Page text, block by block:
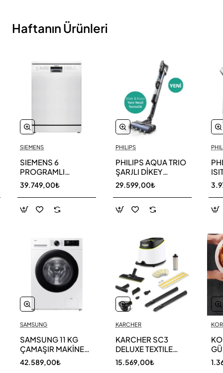
Haftanın Ürünleri
SIEMENS
SIEMENS 6
PROGRAMLI
BULAŞIK MAKİNESİ
SN216W00DT
39.749,00₺
SAMSUNG
SAMSUNG 11 KG
ÇAMAŞIR MAKİNESİ
WW11DG5B25AEAH
42.589,00₺
PHILIPS
PHILIPS AQUA TRIO
ŞARJLI DİKEY
SÜPÜRGE XW9463
11
29.599,00₺
KARCHER
KARCHER SC3
DELUXE TEXTILE
EDITION BUHARLI
TEMİZLEYİCİ
15.569,00₺